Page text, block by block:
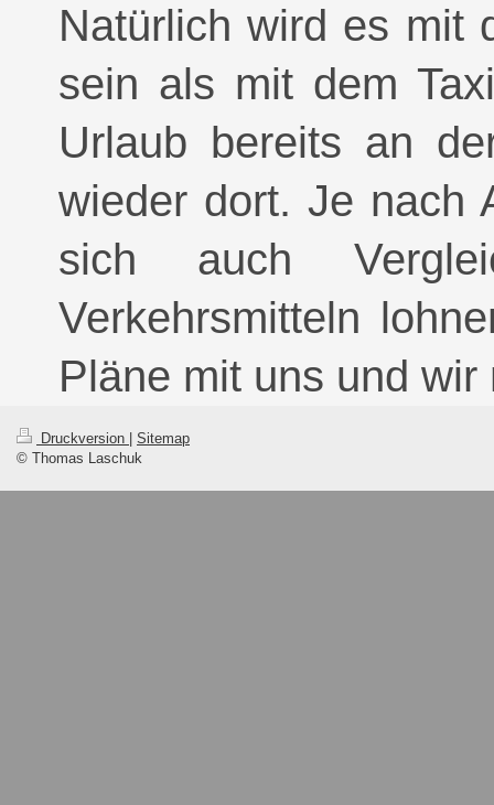
Natürlich wird es mit
sein als mit dem
Urlaub bereits an
wieder dort. Je nach
sich auch
Verkehrsmitteln
Pläne mit uns und
Druckversion
Sitemap
© Thomas Laschuk